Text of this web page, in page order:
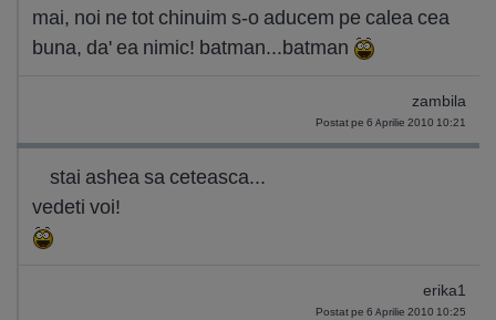
mai, noi ne tot chinuim s-o aducem pe calea cea
buna, da' ea nimic! batman...batman
zambila
Postat pe 6 Aprilie 2010 10:21
stai ashea sa ceteasca...
vedeti voi!
erika1
Postat pe 6 Aprilie 2010 10:25